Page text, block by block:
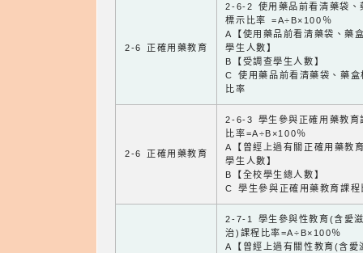
2-6 正確用藥教育
2-6-2 使用藥品前看清藥袋、
標示比率 =A÷B×100％
A【使用藥品前看清藥袋、藥
學生人數】
B【受調查學生人數】
C 使用藥品前看清藥袋、藥盒
比率
2-6 正確用藥教育
2-6-3 學生參與正確用藥教育
比率=A÷B×100％
A【曾經上過有關正確用藥教
學生人數】
B【全校學生總人數】
C 學生參與正確用藥教育課程
2-7-1 學生參與性教育(含愛
治)課程比率=A÷B×100％
A【曾經上過有關性教育(含愛